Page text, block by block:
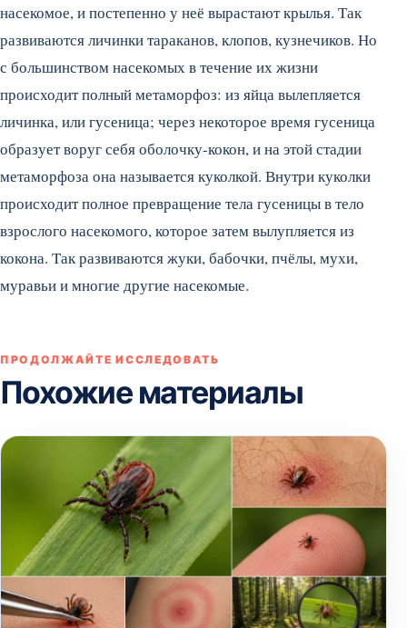
насекомое, и постепенно у неё вырастают крылья. Так
развиваются личинки тараканов, клопов, кузнечиков. Но
с большинством насекомых в течение их жизни
происходит полный метаморфоз: из яйца вылепляется
личинка, или гусеница; через некоторое время гусеница
образует воруг себя оболочку-кокон, и на этой стадии
метаморфоза она называется куколкой. Внутри куколки
происходит полное превращение тела гусеницы в тело
взрослого насекомого, которое затем вылупляется из
кокона. Так развиваются жуки, бабочки, пчёлы, мухи,
муравьи и многие другие насекомые.
ПРОДОЛЖАЙТЕ ИССЛЕДОВАТЬ
Похожие материалы